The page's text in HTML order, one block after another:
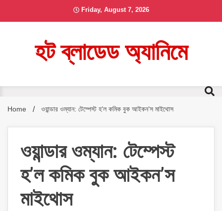
Friday, August 7, 2026
হট ব্লাডেড অ্যানিমে
Home ওয়ান্ডার ওম্যান: টেম্পেস্ট হ’ল কমিক বুক আইকন’স মাইথোস
ওয়ান্ডার ওম্যান: টেম্পেস্ট
হ’ল কমিক বুক আইকন’স
মাইথোস